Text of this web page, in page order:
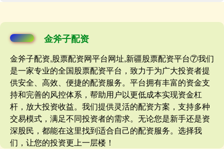
金斧子配资
金斧子配资,股票配资网平台网址,新疆股票配资平台⑦我们
是一家专业的全国股票配资平台，致力于为广大投资者提
供安全、高效、便捷的配资服务。平台拥有丰富的资金支
持和完善的风控体系，帮助用户以更低成本实现资金杠
杆，放大投资收益。我们提供灵活的配资方案，支持多种
交易模式，满足不同投资者的需求。无论您是新手还是资
深股民，都能在这里找到适合自己的配资服务。选择我
们，让您的投资更上一层楼！